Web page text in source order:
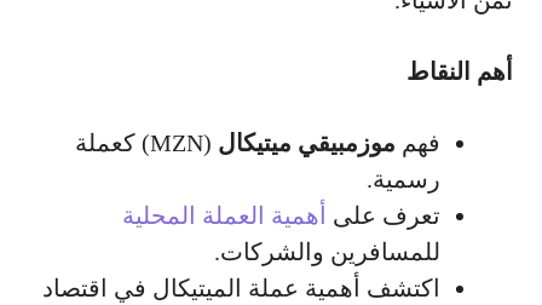
أهم النقاط
فهم موزمبيقي ميتيكال
(MZN) كعملة
رسمية.
تعرف على أهمية العملة المحلية
للمسافرين والشركات.
اكتشف أهمية عملة الميتيكال في اقتصاد